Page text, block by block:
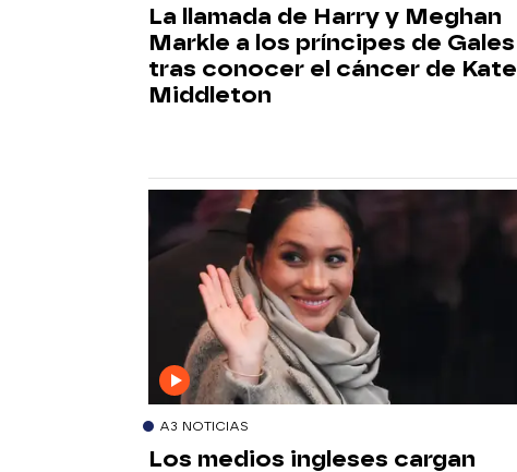
La llamada de Harry y Meghan
Markle a los príncipes de Gales
tras conocer el cáncer de Kate
Middleton
A3 NOTICIAS
Los medios ingleses cargan